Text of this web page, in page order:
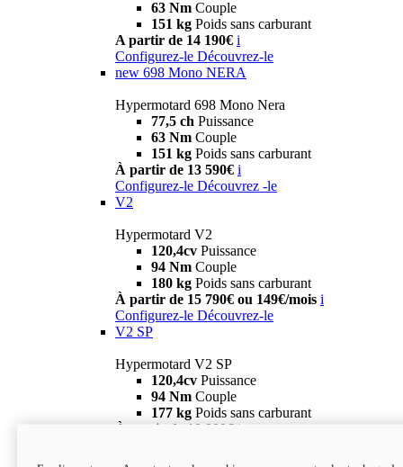
63 Nm Couple
151 kg Poids sans carburant
A partir de 14 190€ i
Configurez-le Découvrez-le
new 698 Mono NERA
Hypermotard 698 Mono Nera
77,5 ch Puissance
63 Nm Couple
151 kg Poids sans carburant
À partir de 13 590€ i
Configurez-le Découvrez -le
V2
Hypermotard V2
120,4cv Puissance
94 Nm Couple
180 kg Poids sans carburant
À partir de 15 790€ ou 149€/mois i
Configurez-le Découvrez-le
V2 SP
Hypermotard V2 SP
120,4cv Puissance
94 Nm Couple
177 kg Poids sans carburant
À partir de 19 990€ i
new
V2 SP 100